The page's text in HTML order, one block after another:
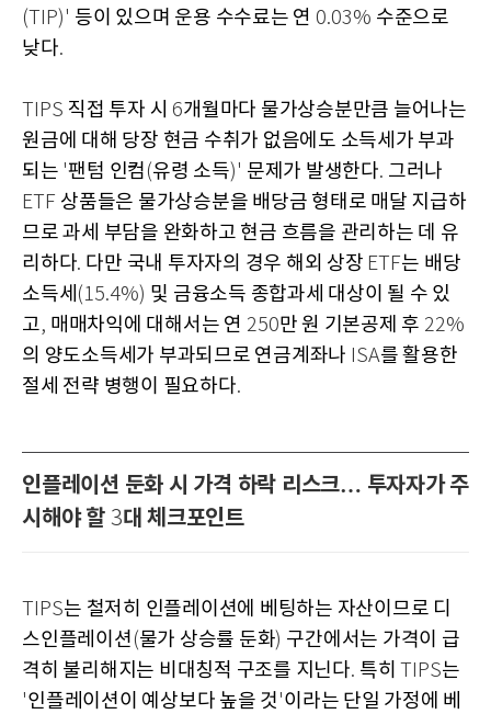
(TIP)' 등이 있으며 운용 수수료는 연 0.03% 수준으로
낮다.
TIPS 직접 투자 시 6개월마다 물가상승분만큼 늘어나는
원금에 대해 당장 현금 수취가 없음에도 소득세가 부과
되는 '팬텀 인컴 (유령 소득)' 문제가 발생한다. 그러나
ETF 상품들은 물가상승분을 배당금 형태로 매달 지급하
므로 과세 부담을 완화하고 현금 흐름을 관리하는 데 유
리하다. 다만 국내 투자자의 경우 해외 상장 ETF는 배당
소득세 (15.4%) 및 금융소득 종합과세 대상이 될 수 있
고, 매매차익에 대해서는 연 250만 원 기본공제 후 22%
의 양도소득세가 부과되므로 연금계좌나 ISA를 활용한
절세 전략 병행이 필요하다.
인플레이션 둔화 시 가격 하락 리스크… 투자자가 주
시해야 할 3대 체크포인트
TIPS는 철저히 인플레이션에 베팅하는 자산이므로 디
스인플레이션 (물가 상승률 둔화) 구간에서는 가격이 급
격히 불리해지는 비대칭적 구조를 지닌다. 특히 TIPS는
'인플레이션이 예상보다 높을 것'이라는 단일 가정에 베